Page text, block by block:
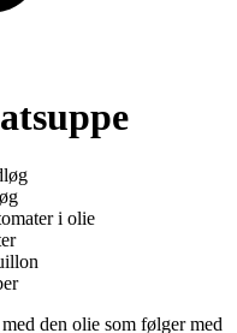
i olie
den olie som følger med